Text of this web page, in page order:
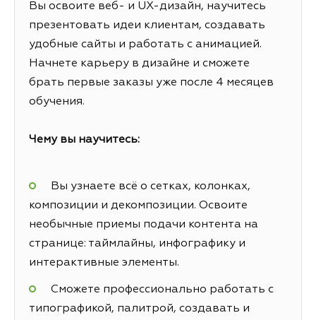
Вы освоите веб- и UX-дизайн, научитесь
презентовать идеи клиентам, создавать
удобные сайты и работать с анимацией.
Начнете карьеру в дизайне и сможете
брать первые заказы уже после 4 месяцев
обучения.
Чему вы научитесь:
Вы узнаете всё о сетках, колонках,
композиции и декомпозиции. Освоите
необычные приемы подачи контента на
странице: таймлайны, инфографику и
интерактивные элементы.
Сможете профессионально работать с
типографикой, палитрой, создавать и